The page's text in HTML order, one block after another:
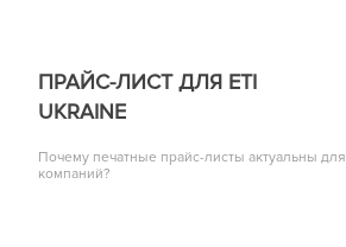
ПРАЙС-ЛИСТ ДЛЯ ETI
UKRAINE
Почему печатные прайс-листы актуальны для
компаний?